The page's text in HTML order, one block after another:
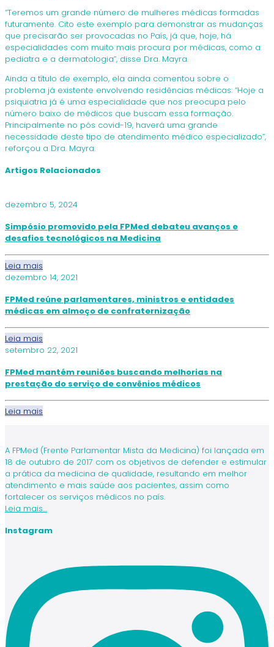
“Teremos um grande número de mulheres médicas formadas
futuramente. Cito este exemplo para demonstrar as mudanças
que precisarão ser provocadas no País, já que, hoje, há
especialidades com muito mais procura por médicas, como a
pediatra e a dermatologia”, disse Dra. Mayra.
Ainda a título de exemplo, ela ainda comentou sobre o
problema já existente envolvendo residências médicas: “Hoje a
psiquiatria já é uma especialidade que nos preocupa pelo
número baixo de médicos que buscam essa formação.
Principalmente no pós covid-19, haverá uma grande
necessidade deste tipo de atendimento médico especializado”,
reforçou a Dra. Mayra.
Artigos Relacionados
dezembro 5, 2024
Simpósio promovido pela FPMed debateu avanços e
desafios tecnológicos na Medicina
Leia mais
dezembro 14, 2021
FPMed reúne parlamentares, ministros e entidades
médicas em almoço de confraternização
Leia mais
setembro 22, 2021
FPMed mantém reuniões buscando melhorias na
prestação do serviço de convênios médicos
Leia mais
A FPMed (Frente Parlamentar Mista da Medicina) foi lançada em
18 de outubro de 2017 com os objetivos de defender e estimular
a prática da medicina de qualidade, resultando em melhor
atendimento e mais saúde aos pacientes, assim como
fortalecer os serviços médicos no país.
Leia mais…
Instagram